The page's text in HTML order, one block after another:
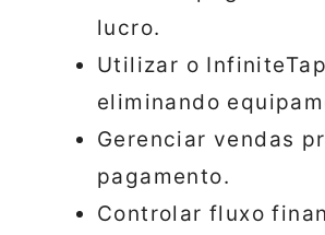
lucro.
Utilizar o
eliminando
Gerenciar vendas
pagamento.
Controlar fluxo